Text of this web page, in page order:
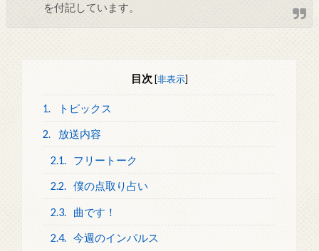
を付記しています。
目次 [非表示]
1. トピックス
2. 放送内容
2.1. フリートーク
2.2. 僕の点取り占い
2.3. 曲です！
2.4. 今週のインパルス